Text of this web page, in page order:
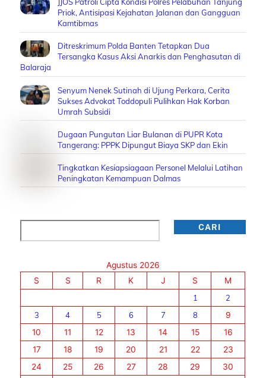
JJOS Patroli Cipta Kondisi Polres Pelabuhan Tanjung
Priok, Antisipasi Kejahatan Jalanan dan Gangguan
Kamtibmas
Ditreskrimum Polda Banten Tetapkan Dua
Tersangka Kasus Aksi Anarkis dan Penghasutan di
Balaraja
Senyum Nenek Sutinah di Ujung Perkara, Cerita
Sukses Advokat Toddopuli Pulihkan Hak Korban
Umrah Subsidi
Dugaan Pungutan Liar Bulanan di PUPR Kota
Tangerang: PPPK Dipungut Biaya SKP dan Ekin
Tingkatkan Kesiapsiagaan Personel Melalui Latihan
Peningkatan Kemampuan Dalmas
CARI
Agustus 2026
S
S R K J S
M
1
2
3
4 5 6 7 8
9
10
11 12 13 14 15
16
17
18 19 20 21 22
23
24
25 26 27 28 29
30